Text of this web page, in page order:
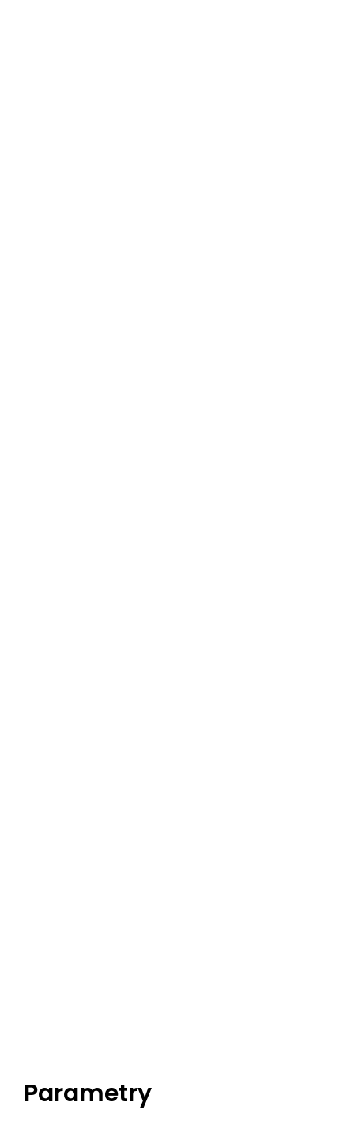
Parametry